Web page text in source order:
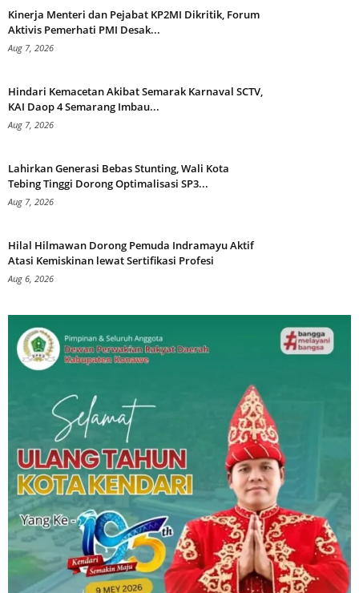
Kinerja Menteri dan Pejabat KP2MI Dikritik, Forum
Aktivis Pemerhati PMI Desak...
Aug 7, 2026
Hindari Kemacetan Akibat Semarak Karnaval SCTV,
KAI Daop 4 Semarang Imbau...
Aug 7, 2026
Lahirkan Generasi Bebas Stunting, Wali Kota
Tebing Tinggi Dorong Optimalisasi SP3...
Aug 7, 2026
Hilal Hilmawan Dorong Pemuda Indramayu Aktif
Atasi Kemiskinan lewat Sertifikasi Profesi
Aug 6, 2026